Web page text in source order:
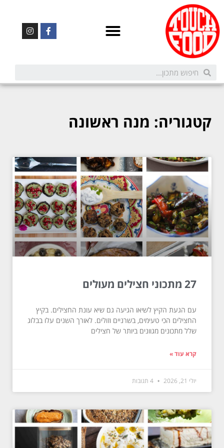
קטגוריה: מנה ראשונה
27 מתכוני חצילים מעולים
עם הגעת הקיץ לשיאו הגיעה גם שיא עונת החצילים. בקיץ
החצילים הכי טעימים, בשרניים וזולים. לאורך השנים עלו בבלוג
שלל מתכונים מגוונים ביותר של חצילים
קרא עוד »
יולי 21, 2026